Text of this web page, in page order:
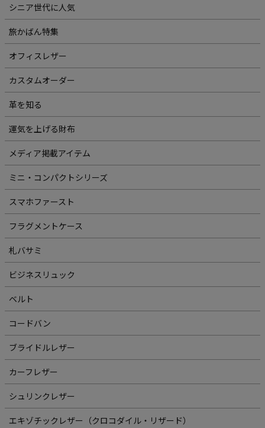
シニア世代に人気
旅かばん特集
オフィスレザー
カスタムオーダー
革を知る
運気を上げる財布
メディア掲載アイテム
ミニ・コンパクトシリーズ
スマホファースト
フラグメントケース
札バサミ
ビジネスリュック
ベルト
コードバン
ブライドルレザー
カーフレザー
シュリンクレザー
エキゾチックレザー（クロコダイル・リザード）